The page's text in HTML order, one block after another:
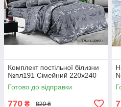
Комплект постільної білизни
№пл191 Сімейний 220х240
Готово до відправки
770 ₴ 820 ₴